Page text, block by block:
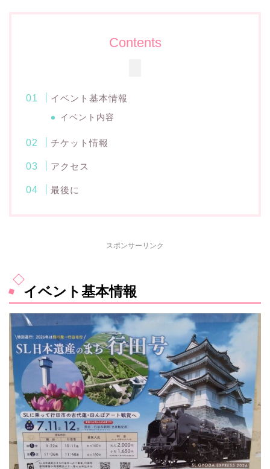
Contents
イベント基本情報
イベント内容
チケット情報
アクセス
最後に
スポンサーリンク
イベント基本情報